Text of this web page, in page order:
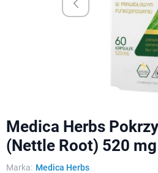
Medica Herbs
(Nettle Root) 520
Marka: Medica Herbs